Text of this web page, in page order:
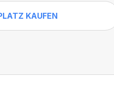
KAUFEN